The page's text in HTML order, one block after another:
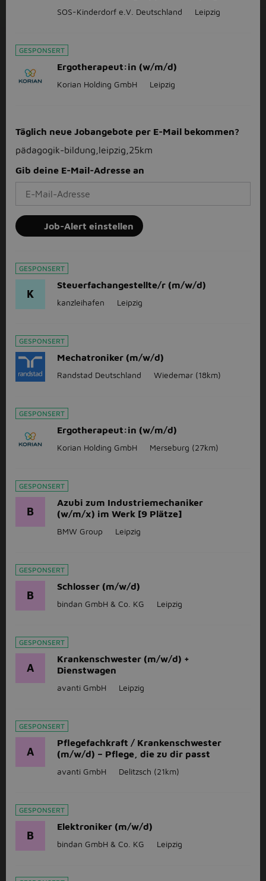
SOS-Kinderdorf e.V. Deutschland Leipzig
GESPONSERT
Ergotherapeut:in (w/m/d)
Korian Holding GmbH Leipzig
Täglich neue Jobangebote per E-Mail bekommen?
pädagogik-bildung,leipzig,25km
Gib deine E-Mail-Adresse an
Job-Alert einstellen
GESPONSERT
K
Steuerfachangestellte/r (m/w/d)
kanzleihafen Leipzig
GESPONSERT
Mechatroniker (m/w/d)
Randstad Deutschland Wiedemar (18km)
GESPONSERT
Ergotherapeut:in (w/m/d)
Korian Holding GmbH Merseburg (27km)
GESPONSERT
B
Azubi zum Industriemechaniker
(w/m/x) im Werk [9 Plätze]
BMW Group Leipzig
GESPONSERT
B
Schlosser (m/w/d)
bindan GmbH & Co. KG Leipzig
GESPONSERT
A
Krankenschwester (m/w/d) +
Dienstwagen
avanti GmbH Leipzig
GESPONSERT
A
Pflegefachkraft / Krankenschwester
(m/w/d) – Pflege, die zu dir passt
avanti GmbH Delitzsch (21km)
GESPONSERT
B
Elektroniker (m/w/d)
bindan GmbH & Co. KG Leipzig